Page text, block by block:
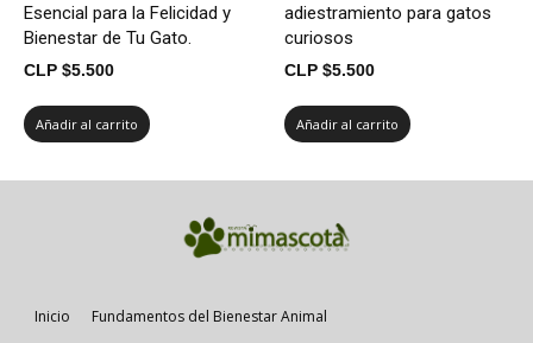
Esencial para la Felicidad y
Bienestar de Tu Gato.
CLP $5.500
Añadir al carrito
adiestramiento para gatos
curiosos
CLP $5.500
Añadir al carrito
Inicio Fundamentos del Bienestar Animal